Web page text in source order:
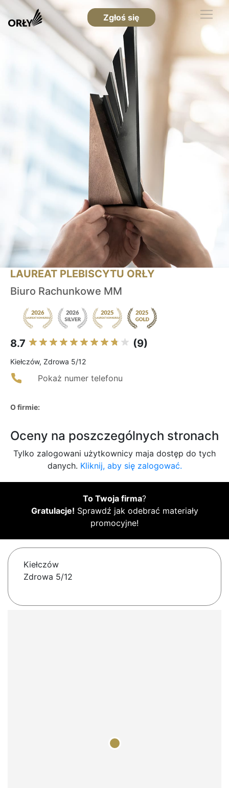
Zgłoś się
LAUREAT PLEBISCYTU ORŁY
Biuro Rachunkowe MM
8.7 (9)
Kiełczów, Zdrowa 5/12
Pokaż numer telefonu
O firmie:
Oceny na poszczególnych stronach
Tylko zalogowani użytkownicy maja dostęp do tych
danych. Kliknij, aby się zalogować.
To Twoja firma?
Gratulacje! Sprawdź jak odebrać materiały
promocyjne!
Kiełczów
Zdrowa 5/12